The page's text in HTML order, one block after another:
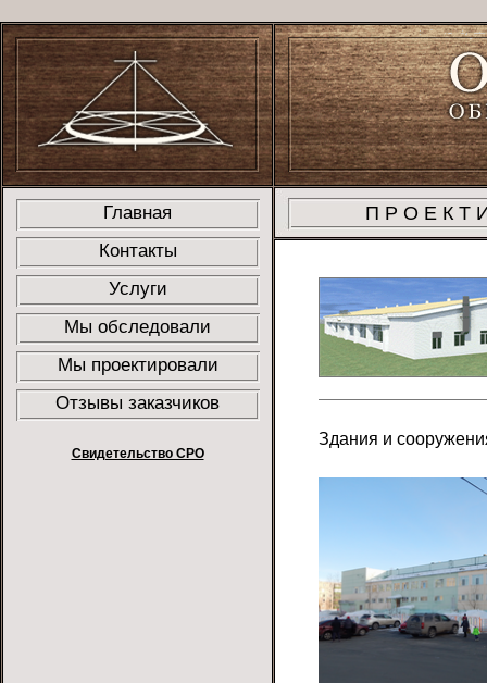
Главная
Контакты
Услуги
Мы обследовали
Мы проектировали
Отзывы заказчиков
Свидетельство СРО
Здания и